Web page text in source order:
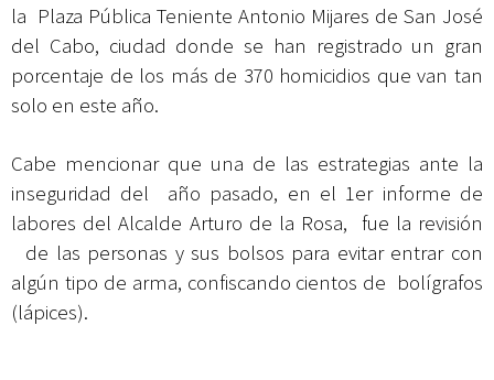
la Plaza Pública Teniente Antonio Mijares de San José
del Cabo, ciudad donde se han registrado un gran
porcentaje de los más de 370 homicidios que van tan
solo en este año.
Cabe mencionar que una de las estrategias ante la
inseguridad del año pasado, en el 1er informe de
labores del Alcalde Arturo de la Rosa, fue la revisión
de las personas y sus bolsos para evitar entrar con
algún tipo de arma, confiscando cientos de bolígrafos
(lápices).